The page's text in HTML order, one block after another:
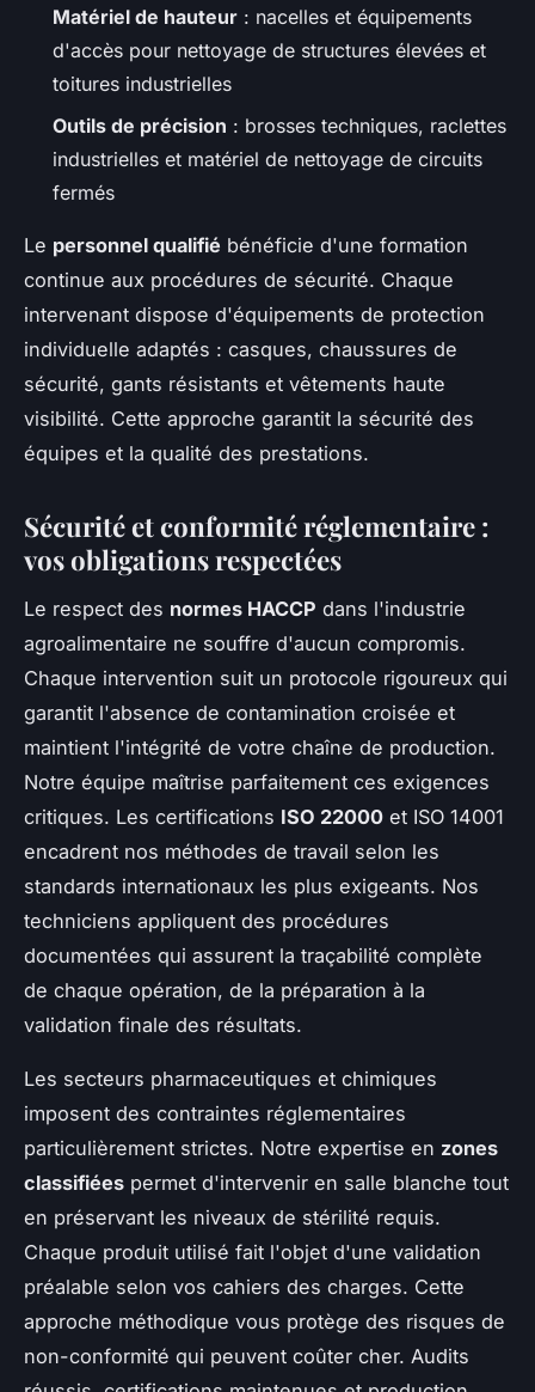
Matériel de hauteur : nacelles et équipements
d'accès pour nettoyage de structures élevées et
toitures industrielles
Outils de précision : brosses techniques, raclettes
industrielles et matériel de nettoyage de circuits
fermés
Le personnel qualifié bénéficie d'une formation
continue aux procédures de sécurité. Chaque
intervenant dispose d'équipements de protection
individuelle adaptés : casques, chaussures de
sécurité, gants résistants et vêtements haute
visibilité. Cette approche garantit la sécurité des
équipes et la qualité des prestations.
Sécurité et conformité réglementaire :
vos obligations respectées
Le respect des normes HACCP dans l'industrie
agroalimentaire ne souffre d'aucun compromis.
Chaque intervention suit un protocole rigoureux qui
garantit l'absence de contamination croisée et
maintient l'intégrité de votre chaîne de production.
Notre équipe maîtrise parfaitement ces exigences
critiques. Les certifications ISO 22000 et ISO 14001
encadrent nos méthodes de travail selon les
standards internationaux les plus exigeants. Nos
techniciens appliquent des procédures
documentées qui assurent la traçabilité complète
de chaque opération, de la préparation à la
validation finale des résultats.
Les secteurs pharmaceutiques et chimiques
imposent des contraintes réglementaires
particulièrement strictes. Notre expertise en zones
classifiées permet d'intervenir en salle blanche tout
en préservant les niveaux de stérilité requis.
Chaque produit utilisé fait l'objet d'une validation
préalable selon vos cahiers des charges. Cette
approche méthodique vous protège des risques de
non-conformité qui peuvent coûter cher. Audits